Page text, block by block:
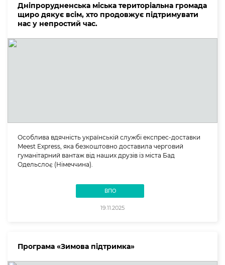
Дніпрорудненська міська територіальна громада
щиро дякує всім, хто продовжує підтримувати
нас у непростий час.
Особлива вдячність українській службі експрес-доставки
Meest Express, яка безкоштовно доставила черговий
гуманітарний вантаж від наших друзів із міста Бад
Одельслоє (Німеччина).
ВПО
19.11.2025
Програма «Зимова підтримка»